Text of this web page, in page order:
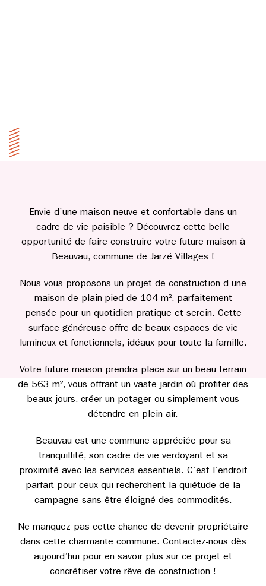
Envie d’une maison neuve et confortable dans un
cadre de vie paisible ? Découvrez cette belle
opportunité de faire construire votre future maison à
Beauvau, commune de Jarzé Villages !
Nous vous proposons un projet de construction d’une
maison de plain-pied de 104 m², parfaitement
pensée pour un quotidien pratique et serein. Cette
surface généreuse offre de beaux espaces de vie
lumineux et fonctionnels, idéaux pour toute la famille.
Votre future maison prendra place sur un beau terrain
de 563 m², vous offrant un vaste jardin où profiter des
beaux jours, créer un potager ou simplement vous
détendre en plein air.
Beauvau est une commune appréciée pour sa
tranquillité, son cadre de vie verdoyant et sa
proximité avec les services essentiels. C’est l’endroit
parfait pour ceux qui recherchent la quiétude de la
campagne sans être éloigné des commodités.
Ne manquez pas cette chance de devenir propriétaire
dans cette charmante commune. Contactez-nous dès
aujourd’hui pour en savoir plus sur ce projet et
concrétiser votre rêve de construction !